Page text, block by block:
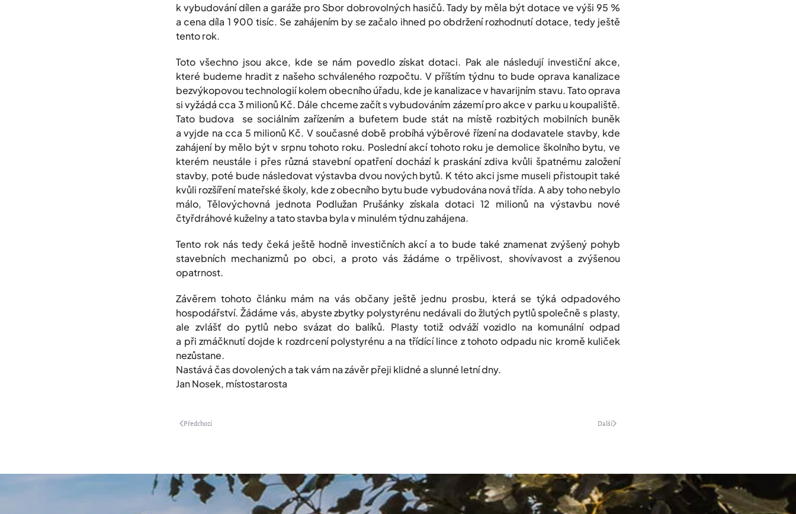
k vybudování dílen a garáže pro Sbor dobrovolných hasičů. Tady by měla být dotace ve výši 95 %
a cena díla 1 900 tisíc. Se zahájením by se začalo ihned po obdržení rozhodnutí dotace, tedy ještě
tento rok.
Toto všechno jsou akce, kde se nám povedlo získat dotaci. Pak ale následují investiční akce,
které budeme hradit z našeho schváleného rozpočtu. V příštím týdnu to bude oprava kanalizace
bezvýkopovou technologií kolem obecního úřadu, kde je kanalizace v havarijním stavu. Tato oprava
si vyžádá cca 3 milionů Kč. Dále chceme začít s vybudováním zázemí pro akce v parku u koupaliště.
Tato budova se sociálním zařízením a bufetem bude stát na místě rozbitých mobilních buněk
a vyjde na cca 5 milionů Kč. V současné době probíhá výběrové řízení na dodavatele stavby, kde
zahájení by mělo být v srpnu tohoto roku. Poslední akcí tohoto roku je demolice školního bytu, ve
kterém neustále i přes různá stavební opatření dochází k praskání zdiva kvůli špatnému založení
stavby, poté bude následovat výstavba dvou nových bytů. K této akci jsme museli přistoupit také
kvůli rozšíření mateřské školy, kde z obecního bytu bude vybudována nová třída. A aby toho nebylo
málo, Tělovýchovná jednota Podlužan Prušánky získala dotaci 12 milionů na výstavbu nové
čtyřdráhové kuželny a tato stavba byla v minulém týdnu zahájena.
Tento rok nás tedy čeká ještě hodně investičních akcí a to bude také znamenat zvýšený pohyb
stavebních mechanizmů po obci, a proto vás žádáme o trpělivost, shovívavost a zvýšenou
opatrnost.
Závěrem tohoto článku mám na vás občany ještě jednu prosbu, která se týká odpadového
hospodářství. Žádáme vás, abyste zbytky polystyrénu nedávali do žlutých pytlů společně s plasty,
ale zvlášť do pytlů nebo svázat do balíků. Plasty totiž odváží vozidlo na komunální odpad
a při zmáčknutí dojde k rozdrcení polystyrénu a na třídící lince z tohoto odpadu nic kromě kuliček
nezůstane.
Nastává čas dovolených a tak vám na závěr přeji klidné a slunné letní dny.
Jan Nosek, místostarosta
Předchozí Další